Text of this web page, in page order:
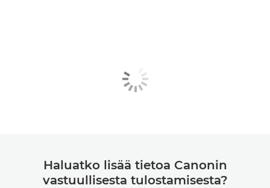
Haluatko lisää tietoa Canonin
vastuullisesta tulostamisesta?